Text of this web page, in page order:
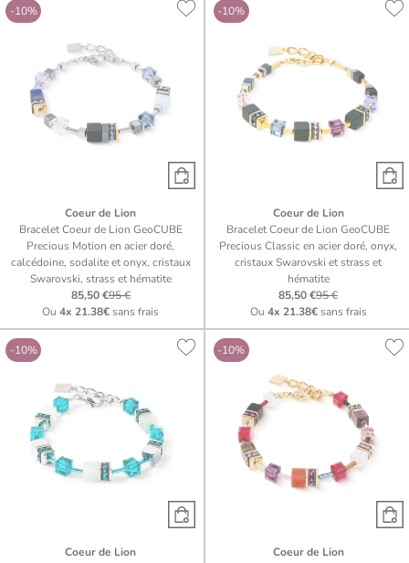
-10%
Coeur de Lion
Bracelet Coeur de Lion GeoCUBE
Precious Motion en acier doré,
calcédoine, sodalite et onyx, cristaux
Swarovski, strass et hématite
85,50 €95 €
Ou4x 21.38€sans frais
-10%
Coeur de Lion
Bracelet Coeur de Lion GeoCUBE
Precious Classic en acier doré, onyx,
cristaux Swarovski et strass et
hématite
85,50 €95 €
Ou 4x 21.38€sans frais
-10%
Coeur de Lion
-10%
Coeur de Lion